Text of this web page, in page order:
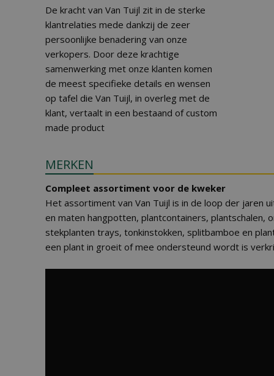
De kracht van Van Tuijl zit in de sterke
klantrelaties mede dankzij de zeer
persoonlijke benadering van onze
verkopers. Door deze krachtige
samenwerking met onze klanten komen
de meest specifieke details en wensen
op tafel die Van Tuijl, in overleg met de
klant, vertaalt in een bestaand of custom
made product
MERKEN
Compleet assortiment voor de kweker
Het assortiment van Van Tuijl is in de loop der jaren
en maten hangpotten, plantcontainers, plantschalen,
stekplanten trays, tonkinstokken, splitbamboe en
een plant in groeit of mee ondersteund wordt is